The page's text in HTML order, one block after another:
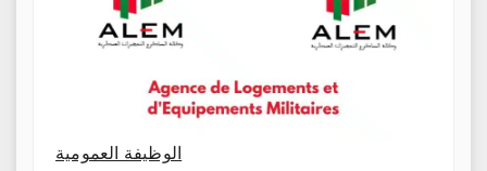
الوظيفة العمومية